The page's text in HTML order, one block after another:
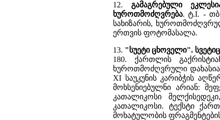
12. გამაგრებული
ხუროთმოძღვრება. ტ.I. -
სახიზარის,
ერთვის ფოტომასალა.
13. "სუეტი ცხოველი".
180. ქართლის
ხუროთმოძღვრული
XI საუკუნის კარიბჭის
მოხსენიებულნი არიან:
კათალიკოსი
კათალიკოსი. ტექსტი
მოხატულობის